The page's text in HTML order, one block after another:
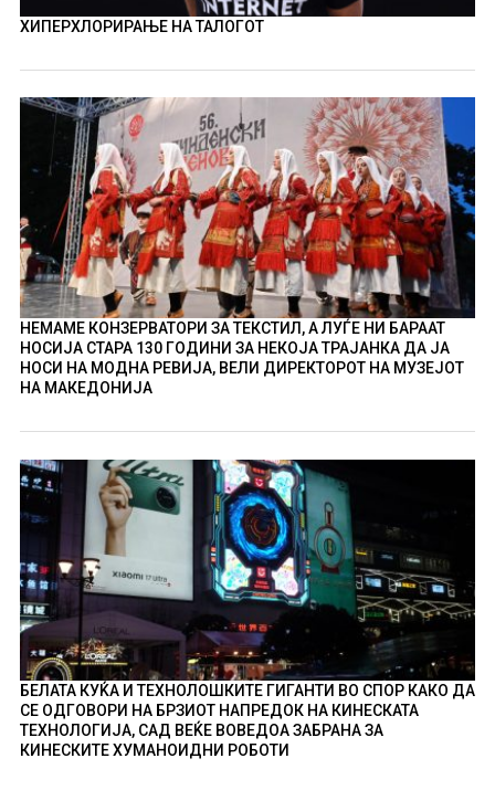
ХИПЕРХЛОРИРАЊЕ НА ТАЛОГОТ
НЕМАМЕ КОНЗЕРВАТОРИ ЗА ТЕКСТИЛ, А ЛУЃЕ НИ БАРААТ
НОСИЈА СТАРА 130 ГОДИНИ ЗА НЕКОЈА ТРАЈАНКА ДА ЈА
НОСИ НА МОДНА РЕВИЈА, ВЕЛИ ДИРЕКТОРОТ НА МУЗЕЈОТ
НА МАКЕДОНИЈА
БЕЛАТА КУЌА И ТЕХНОЛОШКИТЕ ГИГАНТИ ВО СПОР КАКО ДА
СЕ ОДГОВОРИ НА БРЗИОТ НАПРЕДОК НА КИНЕСКАТА
ТЕХНОЛОГИЈА, САД ВЕЌЕ ВОВЕДОА ЗАБРАНА ЗА
КИНЕСКИТЕ ХУМАНОИДНИ РОБОТИ